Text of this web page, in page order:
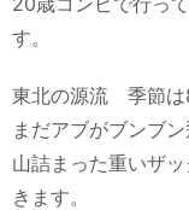
す。
東北の源流 季節は
まだアブがブンブ
山詰まった重いザ
きます。